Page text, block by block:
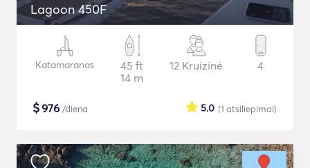
Lagoon 450F
Katamaranas
45 ft
14 m
12 Kruizinė 4
$976 /diena (1 atsiliepimai)
5.0